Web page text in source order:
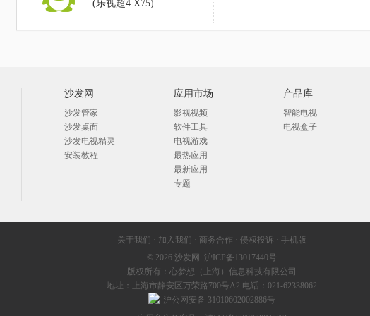
(乐视超4 X75)
沙发网
沙发管家
沙发桌面
沙发电视精灵
安装教程
应用市场
影视视频
软件工具
电视游戏
最热应用
最新应用
专题
产品库
智能电视
电视盒子
关于我们 · 加入我们 · 商务合作 · 侵权投诉 · 手机版
© 2026 沙发网
沪ICP备13017440号
版权所有：心梦想（上海）信息科技有限公司
地址：上海市静安区万荣路700号A2 电话：021-62338062
沪公网安备 31010602002886号